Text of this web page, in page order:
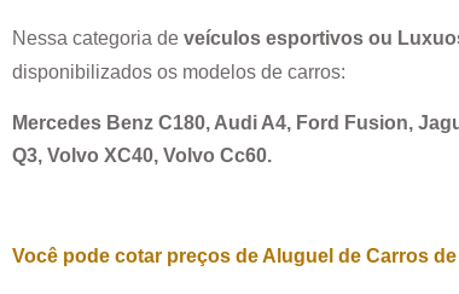
Nessa categoria de veículos esportivos ou
disponibilizados os modelos de carros:
Mercedes Benz C180, Audi A4, Ford Fusion,
Q3, Volvo XC40, Volvo Cc60.
Você pode cotar preços de Aluguel de Carros